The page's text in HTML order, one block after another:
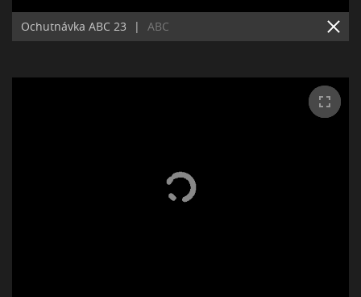
Ochutnávka ABC 23 | ABC